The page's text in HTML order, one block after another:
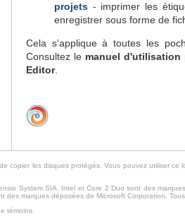
projets - imprimer les
enregistrer sous forme de
Cela s'applique à toutes les
Consultez le manuel d'utilisation
Editor.
copier les disques protégés. Vous pouvez utiliser
System SIA. Intel et Core 2 Duo sont des
des marques déposées de Microsoft Corporation.
témoins.